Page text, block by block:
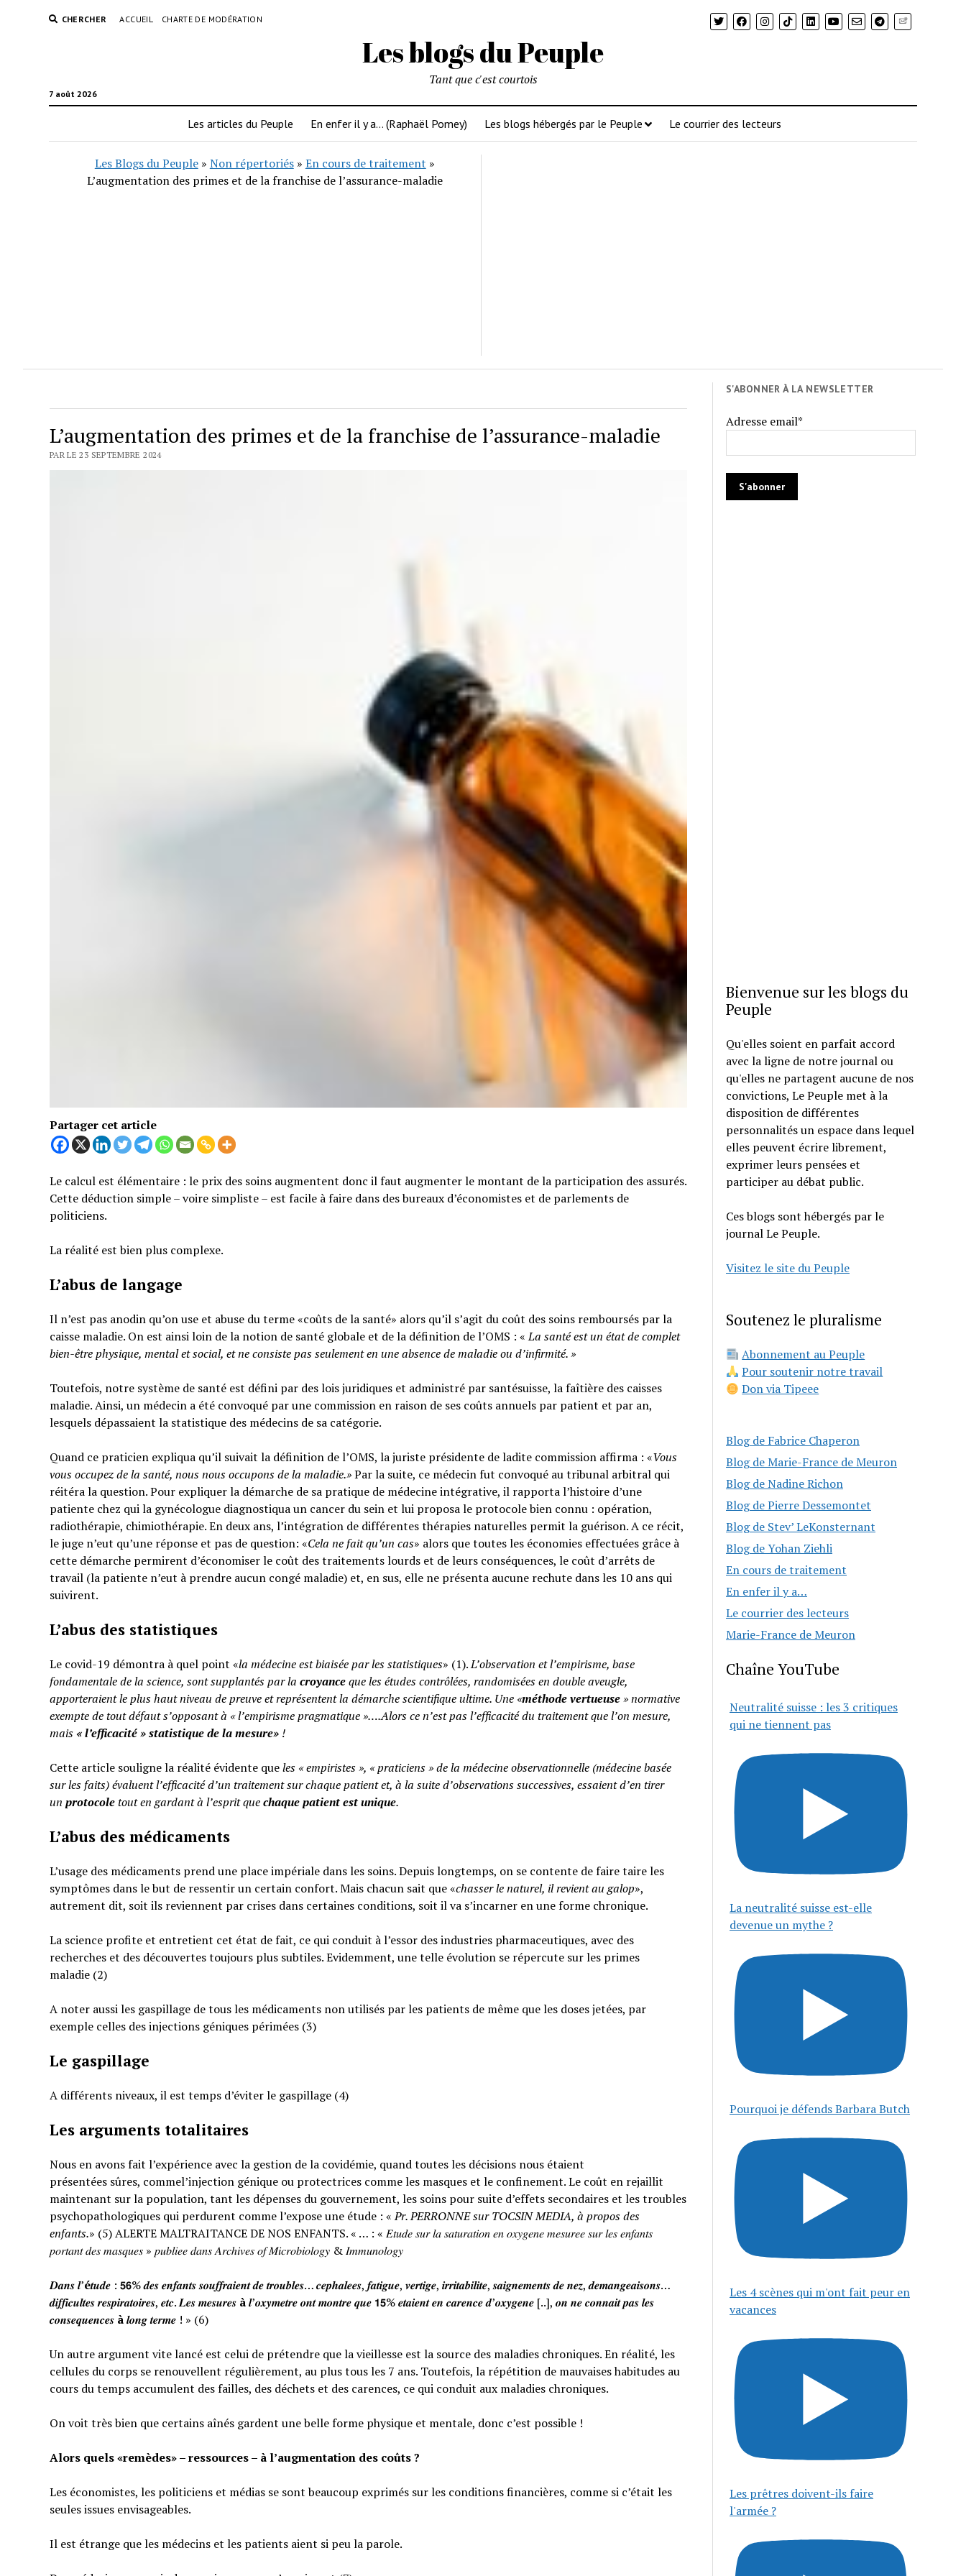
CHERCHER ACCUEIL CHARTE DE MODÉRATION Newsletter
Les blogs du Peuple
7 août 2026
Tant que c'est courtois
Les articles du Peuple En enfer il y a… (Raphaël Pomey) Les blogs hébergés par le Peuple Le courrier des lecteurs
Les Blogs du Peuple» Non répertoriés» En cours de traitement »
L’augmentation des primes et de la franchise de l’assurance-maladie
L’augmentation des primes et de la franchise de l’assurance-maladie
PAR LE 23 SEPTEMBRE 2024
Partager cet article
Le calcul est élémentaire : le prix des soins augmentent donc il faut augmenter le montant de la participation des assurés.
Cette déduction simple – voire simpliste – est facile à faire dans des bureaux d’économistes et de parlements de
politiciens.
La réalité est bien plus complexe.
L’abus de langage
Il n’est pas anodin qu’on use et abuse du terme «coûts de la santé» alors qu’il s’agit du coût des soins remboursés par la
caisse maladie. On est ainsi loin de la notion de santé globale et de la définition de l’OMS : «La santé est un état de complet
bien-être physique, mental et social, et ne consiste pas seulement en une absence de maladie ou d’infirmité.»
Toutefois, notre système de santé est défini par des lois juridiques et administré par santésuisse, la faîtière des caisses
maladie. Ainsi, un médecin a été convoqué par une commission en raison de ses coûts annuels par patient et par an,
lesquels dépassaient la statistique des médecins de sa catégorie.
Quand ce praticien expliqua qu’il suivait la définition de l’OMS, la juriste présidente de ladite commission affirma : «Vous
vous occupez de la santé, nous nous occupons de la maladie.»Par la suite, ce médecin fut convoqué au tribunal arbitral qui
réitéra la question. Pour expliquer la démarche de sa pratique de médecine intégrative, il rapporta l’histoire d’une
patiente chez qui la gynécologue diagnostiqua un cancer du sein et lui proposa le protocole bien connu : opération,
radiothérapie, chimiothérapie. En deux ans, l’intégration de différentes thérapies naturelles permit la guérison. A ce récit,
le juge n’eut qu’une réponse et pas de question: «Cela ne fait qu’un cas» alors que toutes les économies effectuées grâce à
cette démarche permirent d’économiser le coût des traitements lourds et de leurs conséquences, le coût d’arrêts de
travail (la patiente n’eut à prendre aucun congé maladie) et, en sus, elle ne présenta aucune rechute dans les 10 ans qui
suivirent.
L’abus des statistiques
Le covid-19 démontra à quel point «la médecine est biaisée par les statistiques» (1).L’observation et l’empirisme, base
fondamentale de la science, sont supplantés par la croyanceque les études contrôlées, randomisées en double aveugle,
apporteraient le plus haut niveau de preuve et représentent la démarche scientifique ultime. Une «méthode vertueuse» normative
exempte de tout défaut s’opposant à « l’empirisme pragmatique »….Alors ce n’est pas l’efficacité du traitement que l’on mesure,
mais «l’efficacité » statistique de la mesure» !
Cette article souligne la réalité évidente queles « empiristes », « praticiens » de la médecine observationnelle (médecine basée
sur les faits) évaluent l’efficacité d’un traitement sur chaque patient et, à la suite d’observations successives, essaient d’en tirer
un protocoletout en gardant à l’esprit quechaque patient est unique.
L’abus des médicaments
L’usage des médicaments prend une place impériale dans les soins. Depuis longtemps, on se contente de faire taire les
symptômes dans le but de ressentir un certain confort. Mais chacun sait que «chasser le naturel, il revient au galop»,
autrement dit, soit ils reviennent par crises dans certaines conditions, soit il va s’incarner en une forme chronique.
La science profite et entretient cet état de fait, ce qui conduit à l’essor des industries pharmaceutiques, avec des
recherches et des découvertes toujours plus subtiles. Evidemment, une telle évolution se répercute sur les primes
maladie (2)
A noter aussi les gaspillage de tous les médicaments non utilisés par les patients de même que les doses jetées, par
exemple celles des injections géniques périmées (3)
Le gaspillage
A différents niveaux, il est temps d’éviter le gaspillage (4)
Les arguments totalitaires
Nous en avons fait l’expérience avec la gestion de la covidémie, quand toutes les décisions nous étaient
présentées sûres, commel’injection génique ou protectrices comme les masques et le confinement. Le coût en rejaillit
maintenant sur la population, tant les dépenses du gouvernement, les soins pour suite d’effets secondaires et les troubles
psychopathologiques qui perdurent comme l’expose une étude : «Pr. PERRONNE sur TOCSIN MEDIA, à propos des
enfants.» (5) ALERTE MALTRAITANCE DE NOS ENFANTS. « … : « 𝐸𝑡𝑢𝑑𝑒 𝑠𝑢𝑟 𝑙𝑎 𝑠𝑎𝑡𝑢𝑟𝑎𝑡𝑖𝑜𝑛 𝑒𝑛 𝑜𝑥𝑦𝑔𝑒𝑛𝑒 𝑚𝑒𝑠𝑢𝑟𝑒𝑒 𝑠𝑢𝑟 𝑙𝑒𝑠 𝑒𝑛𝑓𝑎𝑛𝑡𝑠
𝑝𝑜𝑟𝑡𝑎𝑛𝑡 𝑑𝑒𝑠 𝑚𝑎𝑠𝑞𝑢𝑒𝑠 » 𝑝𝑢𝑏𝑙𝑖𝑒𝑒 𝑑𝑎𝑛𝑠 𝐴𝑟𝑐ℎ𝑖𝑣𝑒𝑠 𝑜𝑓 𝑀𝑖𝑐𝑟𝑜𝑏𝑖𝑜𝑙𝑜𝑔𝑦 & 𝐼𝑚𝑚𝑢𝑛𝑜𝑙𝑜𝑔𝑦
𝑫𝒂𝒏𝒔 𝒍’é𝒕𝒖𝒅𝒆 : 𝟱𝟲% 𝒅𝒆𝒔 𝒆𝒏𝒇𝒂𝒏𝒕𝒔 𝒔𝒐𝒖𝒇𝒇𝒓𝒂𝒊𝒆𝒏𝒕 𝒅𝒆 𝒕𝒓𝒐𝒖𝒃𝒍𝒆𝒔… 𝒄𝒆𝒑𝒉𝒂𝒍𝒆𝒆𝒔, 𝒇𝒂𝒕𝒊𝒈𝒖𝒆, 𝒗𝒆𝒓𝒕𝒊𝒈𝒆, 𝒊𝒓𝒓𝒊𝒕𝒂𝒃𝒊𝒍𝒊𝒕𝒆, 𝒔𝒂𝒊𝒈𝒏𝒆𝒎𝒆𝒏𝒕𝒔 𝒅𝒆 𝒏𝒆𝒛, 𝒅𝒆𝒎𝒂𝒏𝒈𝒆𝒂𝒊𝒔𝒐𝒏𝒔…
𝒅𝒊𝒇𝒇𝒊𝒄𝒖𝒍𝒕𝒆𝒔 𝒓𝒆𝒔𝒑𝒊𝒓𝒂𝒕𝒐𝒊𝒓𝒆𝒔, 𝒆𝒕𝒄. 𝑳𝒆𝒔 𝒎𝒆𝒔𝒖𝒓𝒆𝒔 à𝒍’𝒐𝒙𝒚𝒎𝒆𝒕𝒓𝒆 𝒐𝒏𝒕 𝒎𝒐𝒏𝒕𝒓𝒆 𝒒𝒖𝒆 𝟭𝟱% 𝒆𝒕𝒂𝒊𝒆𝒏𝒕 𝒆𝒏 𝒄𝒂𝒓𝒆𝒏𝒄𝒆 𝒅’𝒐𝒙𝒚𝒈𝒆𝒏𝒆 [..], 𝒐𝒏 𝒏𝒆 𝒄𝒐𝒏𝒏𝒂𝒊𝒕 𝒑𝒂𝒔 𝒍𝒆𝒔
𝒄𝒐𝒏𝒔𝒆𝒒𝒖𝒆𝒏𝒄𝒆𝒔 à𝒍𝒐𝒏𝒈 𝒕𝒆𝒓𝒎𝒆 ! » (6)
Un autre argument vite lancé est celui de prétendre que la vieillesse est la source des maladies chroniques. En réalité, les
cellules du corps se renouvellent régulièrement, au plus tous les 7 ans. Toutefois, la répétition de mauvaises habitudes au
cours du temps accumulent des failles, des déchets et des carences, ce qui conduit aux maladies chroniques.
On voit très bien que certains aînés gardent une belle forme physique et mentale, donc c’est possible !
Alors quels «remèdes» – ressources – à l’augmentation des coûts ?
Les économistes, les politiciens et médias se sont beaucoup exprimés sur les conditions financières, comme si c’était les
seules issues envisageables.
Il est étrange que les médecins et les patients aient si peu la parole.
S'ABONNER À LA NEWSLETTER
Adresse email*
Bienvenue sur les blogs du
Peuple
Qu'elles soient en parfait accord
avec la ligne de notre journal ou
qu'elles ne partagent aucune de nos
convictions, Le Peuple met à la
disposition de différentes
personnalités un espace dans lequel
elles peuvent écrire librement,
exprimer leurs pensées et
participer au débat public.
Ces blogs sont hébergés par le
journal Le Peuple.
Visitez le site du Peuple
Soutenez le pluralisme
Abonnement au Peuple
Pour soutenir notre travail
Don via Tipeee
Blog de Fabrice Chaperon
Blog de Marie-France de Meuron
Blog de Nadine Richon
Blog de Pierre Dessemontet
Blog de Stev’ LeKonsternant
Blog de Yohan Ziehli
En cours de traitement
En enfer il y a…
Le courrier des lecteurs
Marie-France de Meuron
Chaîne YouTube
Neutralité suisse : les 3 critiques
qui ne tiennent pas
La neutralité suisse est-elle
devenue un mythe ?
Pourquoi je défends Barbara Butch
Les 4 scènes qui m'ont fait peur en
vacances
Les prêtres doivent-ils faire
l'armée ?